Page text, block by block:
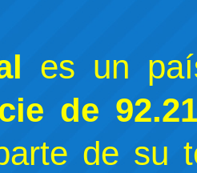
es un
de
de su